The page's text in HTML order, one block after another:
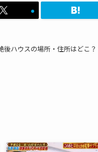
ハウスの場所・住所はどこ？